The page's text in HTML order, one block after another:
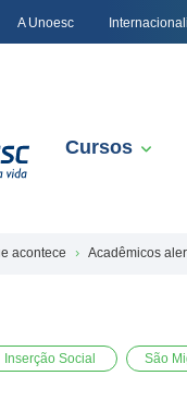
A Unoesc
Cursos
acontece Acadêmicos
Inserção Social São